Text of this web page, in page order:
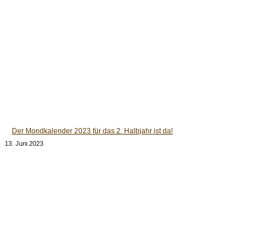
Der Mondkalender 2023 für das 2. Halbjahr ist da!
13. Juni 2023